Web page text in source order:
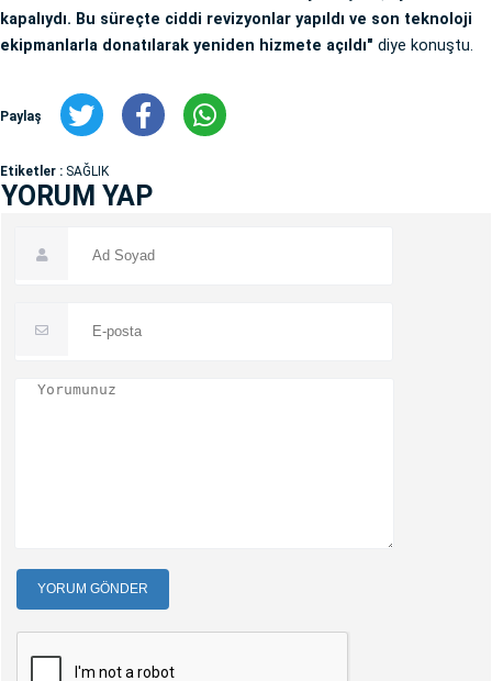
kapalıydı. Bu süreçte ciddi revizyonlar yapıldı ve son teknoloji
ekipmanlarla donatılarak yeniden hizmete açıldı" diye konuştu.
Paylaş
Etiketler : SAĞLIK
YORUM YAP
YORUM GÖNDER